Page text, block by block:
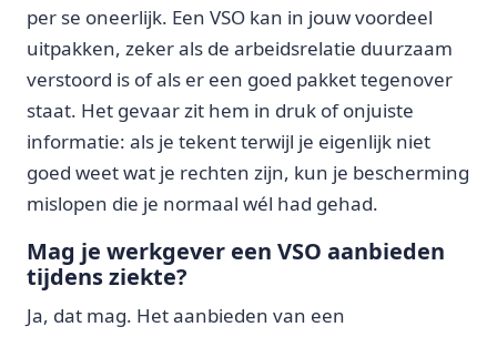
per se oneerlijk. Een VSO kan in jouw voordeel
uitpakken, zeker als de arbeidsrelatie duurzaam
verstoord is of als er een goed pakket tegenover
staat. Het gevaar zit hem in druk of onjuiste
informatie: als je tekent terwijl je eigenlijk niet
goed weet wat je rechten zijn, kun je bescherming
mislopen die je normaal wél had gehad.
Mag je werkgever een VSO aanbieden
tijdens ziekte?
Ja, dat mag. Het aanbieden van een